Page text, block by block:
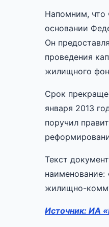
Напомним, что
основании
Он
проведения
жилищного
Срок
января 2013
поручил
Текст
жилищно-
Источник: ИА